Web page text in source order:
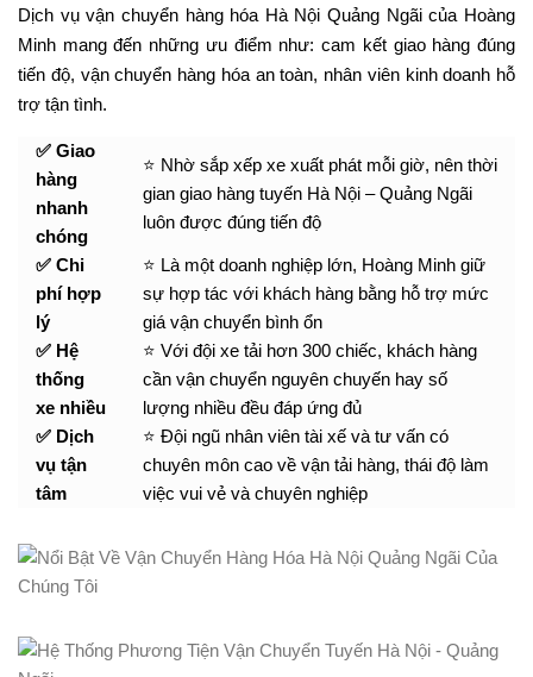
Dịch vụ vận chuyển hàng hóa Hà Nội Quảng Ngãi của Hoàng
Minh mang đến những ưu điểm như: cam kết giao hàng đúng
tiến độ, vận chuyển hàng hóa an toàn, nhân viên kinh doanh hỗ
trợ tận tình.
✅ Giao
hàng
nhanh
chóng
⭐ Nhờ sắp xếp xe xuất phát mỗi giờ, nên thời
gian giao hàng tuyến Hà Nội – Quảng Ngãi
luôn được đúng tiến độ
✅ Chi
phí hợp
lý
⭐ Là một doanh nghiệp lớn, Hoàng Minh giữ
sự hợp tác với khách hàng bằng hỗ trợ mức
giá vận chuyển bình ổn
✅ Hệ
thống
xe nhiều
⭐ Với đội xe tải hơn 300 chiếc, khách hàng
cần vận chuyển nguyên chuyến hay số
lượng nhiều đều đáp ứng đủ
✅ Dịch
vụ tận
tâm
⭐ Đội ngũ nhân viên tài xế và tư vấn có
chuyên môn cao về vận tải hàng, thái độ làm
việc vui vẻ và chuyên nghiệp